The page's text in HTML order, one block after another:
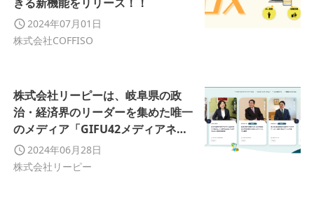
2024年07月01日
株式会社COFFISO
株式会社リーピーは、岐阜県の政
治・経済界のリーダーを集めた唯一
のメディア「GIFU42メディアネッ
トワーク」の運用支援を開始いたし
ます。
2024年06月28日
株式会社リーピー